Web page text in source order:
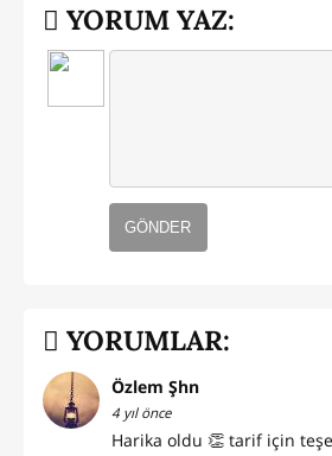
YORUM YAZ:
GÖNDER
YORUMLAR:
Özlem Şhn
4 yıl önce
Harika oldu 👏 tarif için